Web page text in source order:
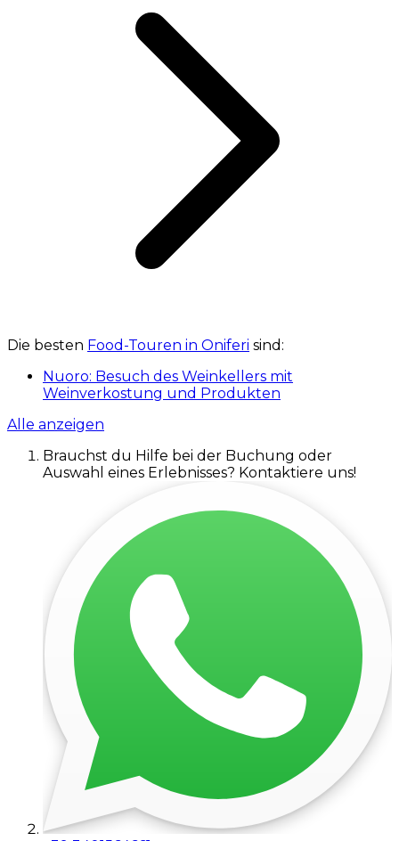
Die besten Food-Touren in Oniferi sind:
Nuoro: Besuch des Weinkellers mit
Weinverkostung und Produkten
Alle anzeigen
Brauchst du Hilfe bei der Buchung oder
Auswahl eines Erlebnisses? Kontaktiere uns!